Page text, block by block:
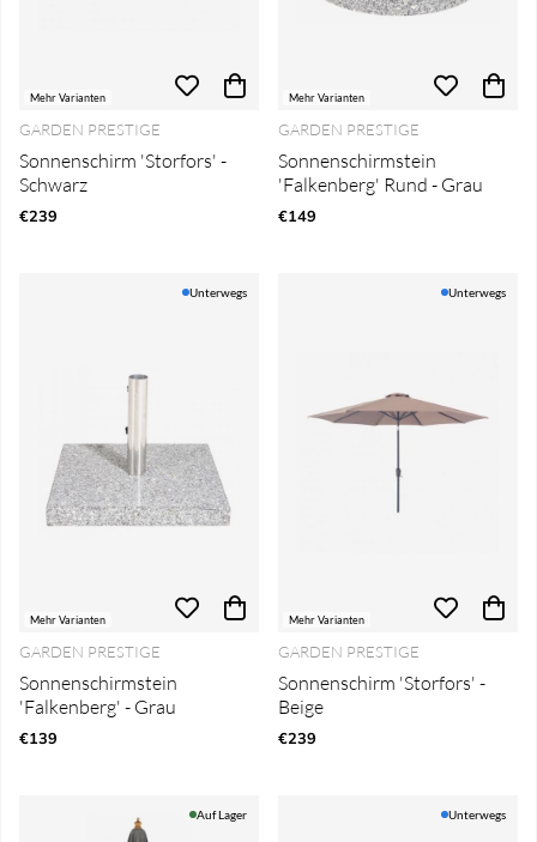
Mehr Varianten
GARDEN PRESTIGE
Sonnenschirm 'Storfors' -
Schwarz
€239
Mehr Varianten
GARDEN PRESTIGE
Sonnenschirmstein
'Falkenberg' Rund - Grau
€149
Mehr Varianten
Unterwegs
GARDEN PRESTIGE
Sonnenschirmstein
'Falkenberg' - Grau
€139
Mehr Varianten
Unterwegs
GARDEN PRESTIGE
Sonnenschirm 'Storfors' -
Beige
€239
Auf Lager Unterwegs